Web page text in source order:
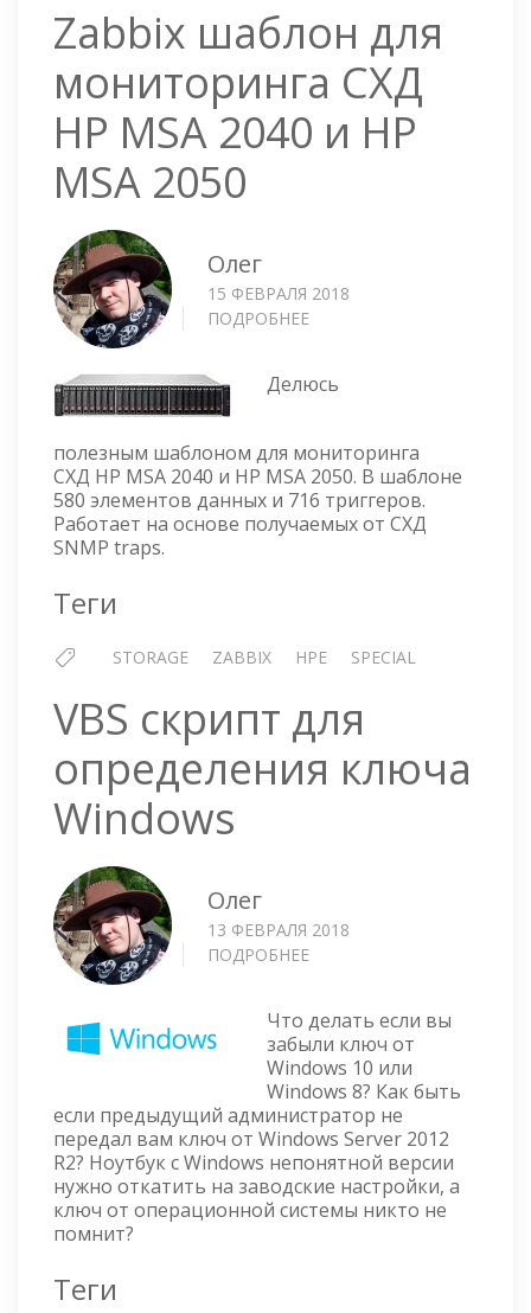
Zabbix шаблон для
мониторинга СХД
HP MSA 2040 и HP
MSA 2050
Олег
15 ФЕВРАЛЯ 2018
ПОДРОБНЕЕ
ДЛЯ
HP
MSA
2040
Делюсь
полезным шаблоном для мониторинга
СХД HP MSA 2040 и HP MSA 2050. В шаблоне
580 элементов данных и 716 триггеров.
Работает на основе получаемых от СХД
SNMP traps.
Теги
STORAGE ZABBIX HPE SPECIAL
VBS скрипт для
определения ключа
Windows
Олег
13 ФЕВРАЛЯ 2018
ПОДРОБНЕЕ
ДЛЯ
ОПРЕДЕЛЕНИЯ
КЛЮЧА
WINDOWS
Что делать если вы
забыли ключ от
Windows 10 или
Windows 8? Как быть
если предыдущий администратор не
передал вам ключ от Windows Server 2012
R2? Ноутбук с Windows непонятной версии
нужно откатить на заводские настройки, а
ключ от операционной системы никто не
помнит?
Теги